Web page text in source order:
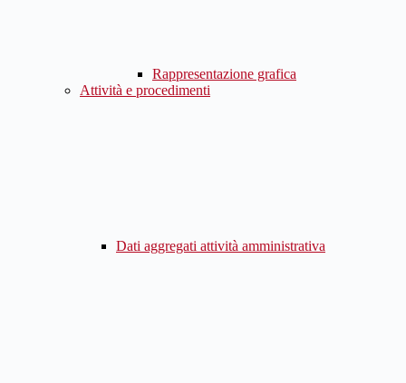
Rappresentazione grafica
Attività e procedimenti
Dati aggregati attività amministrativa